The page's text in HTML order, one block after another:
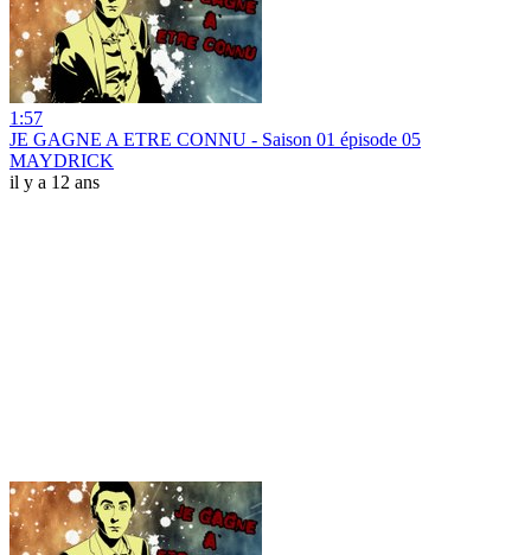
1:57
JE GAGNE A ETRE CONNU - Saison 01 épisode 05
MAYDRICK
il y a 12 ans